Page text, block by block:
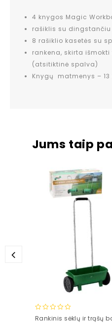
4 knygos Magic
rašiklis su
8 rašiklio kasetės su
rankena, skirta
(atsitiktinė spalva)
Knygų matmenys – 13
Jums taip
0
Rankinis sėklų ir trąšų